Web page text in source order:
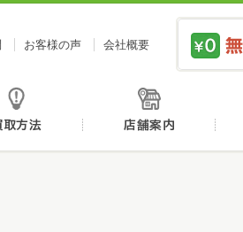
ある価格で買取センタージーピー
お客様の声 会社概要
品目 買取方法